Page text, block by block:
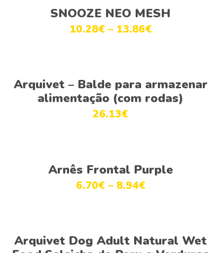
Ver opções
SNOOZE NEO MESH
10.28€ – 13.86€
Adicionar
Arquivet – Balde para armazenar
alimentação (com rodas)
26.13€
Ver opções
Arnês Frontal Purple
6.70€ – 8.94€
Ver opções
Arquivet Dog Adult Natural Wet